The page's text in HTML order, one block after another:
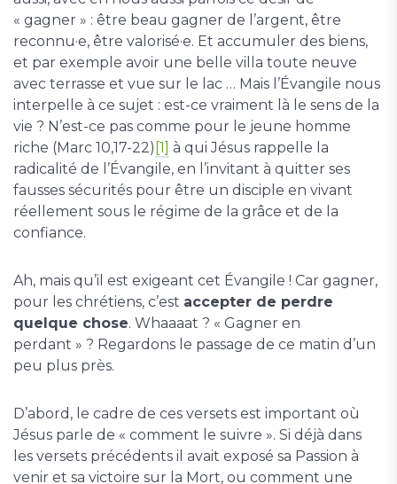
« gagner » : être beau gagner de l’argent, être
reconnu·e, être valorisé·e. Et accumuler des biens,
et par exemple avoir une belle villa toute neuve
avec terrasse et vue sur le lac … Mais l’Évangile nous
interpelle à ce sujet : est-ce vraiment là le sens de la
vie ? N’est-ce pas comme pour le jeune homme
riche (Marc 10,17-22) [1] à qui Jésus rappelle la
radicalité de l’Évangile, en l’invitant à quitter ses
fausses sécurités pour être un disciple en vivant
réellement sous le régime de la grâce et de la
confiance.
Ah, mais qu’il est exigeant cet Évangile ! Car gagner,
pour les chrétiens, c’est accepter de perdre
quelque chose. Whaaaat ? « Gagner en
perdant » ? Regardons le passage de ce matin d’un
peu plus près.
D’abord, le cadre de ces versets est important où
Jésus parle de « comment le suivre ». Si déjà dans
les versets précédents il avait exposé sa Passion à
venir et sa victoire sur la Mort, ou comment une